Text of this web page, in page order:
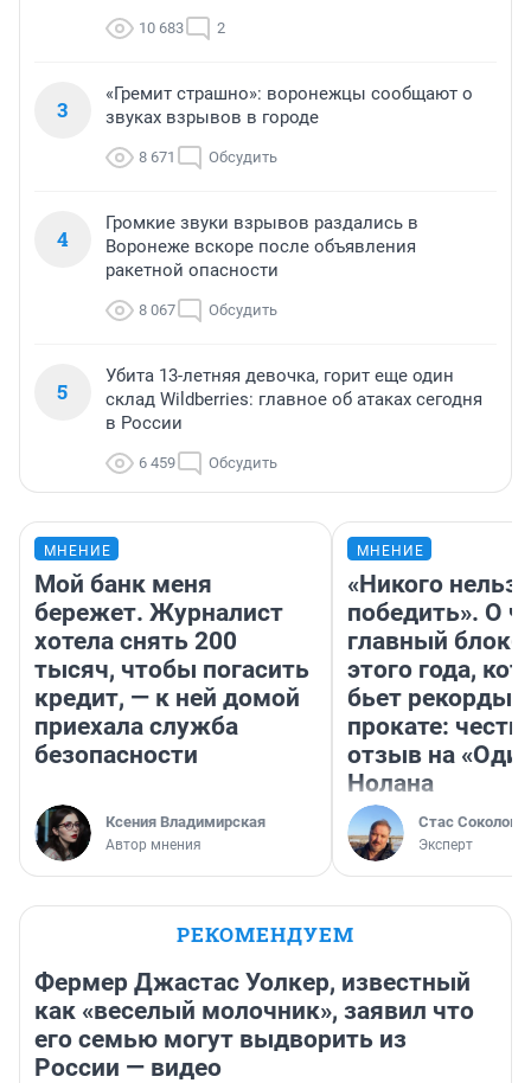
10 683 2
3
«Гремит страшно»: воронежцы сообщают о
звуках взрывов в городе
8 671 Обсудить
4
Громкие звуки взрывов раздались в
Воронеже вскоре после объявления
ракетной опасности
8 067 Обсудить
5
Убита 13-летняя девочка, горит еще один
склад Wildberries: главное об атаках сегодня
в России
6 459 Обсудить
МНЕНИЕ
Мой банк меня
бережет. Журналист
хотела снять 200
тысяч, чтобы погасить
кредит, — к ней домой
приехала служба
безопасности
Ксения Владимирская
Автор мнения
МНЕНИЕ
«Никого нельзя
победить». О
главный
этого года,
бьет рекорды в
прокате:
отзыв на
Нолана
Стас Соколов
Эксперт
РЕКОМЕНДУЕМ
Фермер Джастас Уолкер, известный
как «веселый молочник», заявил что
его семью могут выдворить из
России — видео